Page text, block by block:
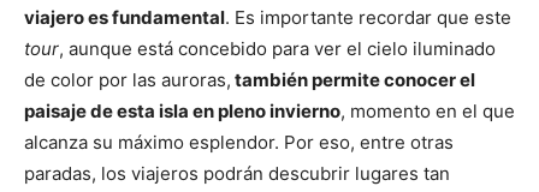
viajero es fundamental. Es importante recordar que este
tour, aunque está concebido para ver el cielo iluminado
de color por las auroras, también permite conocer el
paisaje de esta isla en pleno invierno, momento en el que
alcanza su máximo esplendor. Por eso, entre otras
paradas, los viajeros podrán descubrir lugares tan